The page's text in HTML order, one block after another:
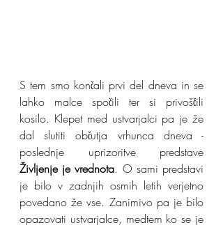
S tem smo končali prvi del dneva in se
lahko malce spočili ter si privoščili
kosilo. Klepet med ustvarjalci pa je že
dal slutiti občutja vrhunca dneva -
Življenje je vrednota. O sami predstavi
je bilo v zadnjih osmih letih verjetno
povedano že vse. Zanimivo pa je bilo
opazovati ustvarjalce, medtem ko se je